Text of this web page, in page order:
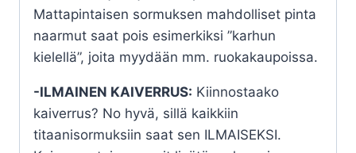
Mattapintaisen sormuksen mahdolliset pinta
naarmut saat pois esimerkiksi ”karhun
kielellä”, joita myydään mm. ruokakaupoissa.
-ILMAINEN KAIVERRUS: Kiinnostaako
kaiverrus? No hyvä, sillä kaikkiin
titaanisormuksiin saat sen ILMAISEKSI.